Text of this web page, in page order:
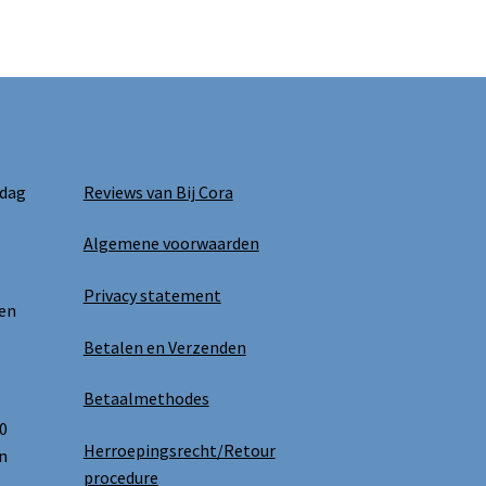
Reviews van Bij Cora
Algemene voorwaarden
Privacy statement
Betalen en Verzenden
Betaalmethodes
Herroepingsrecht/Retour
procedure